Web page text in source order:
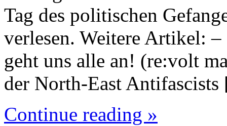
Tag des politischen
verlesen. Weitere Artikel:
geht uns alle an! (re:volt
der North-East
Continue reading »